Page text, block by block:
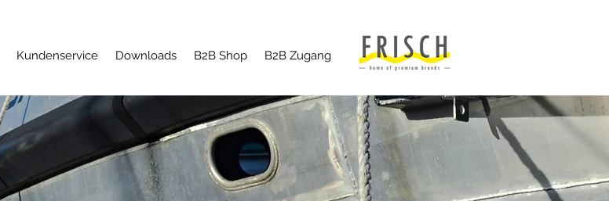
Kundenservice Downloads B2B Shop B2B Zugang